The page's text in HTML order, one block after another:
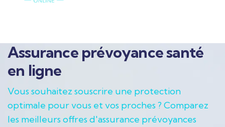
Assurance prévoyance santé
en ligne
Vous souhaitez souscrire une protection
optimale pour vous et vos proches ? Comparez
les meilleurs offres d'assurance prévoyances